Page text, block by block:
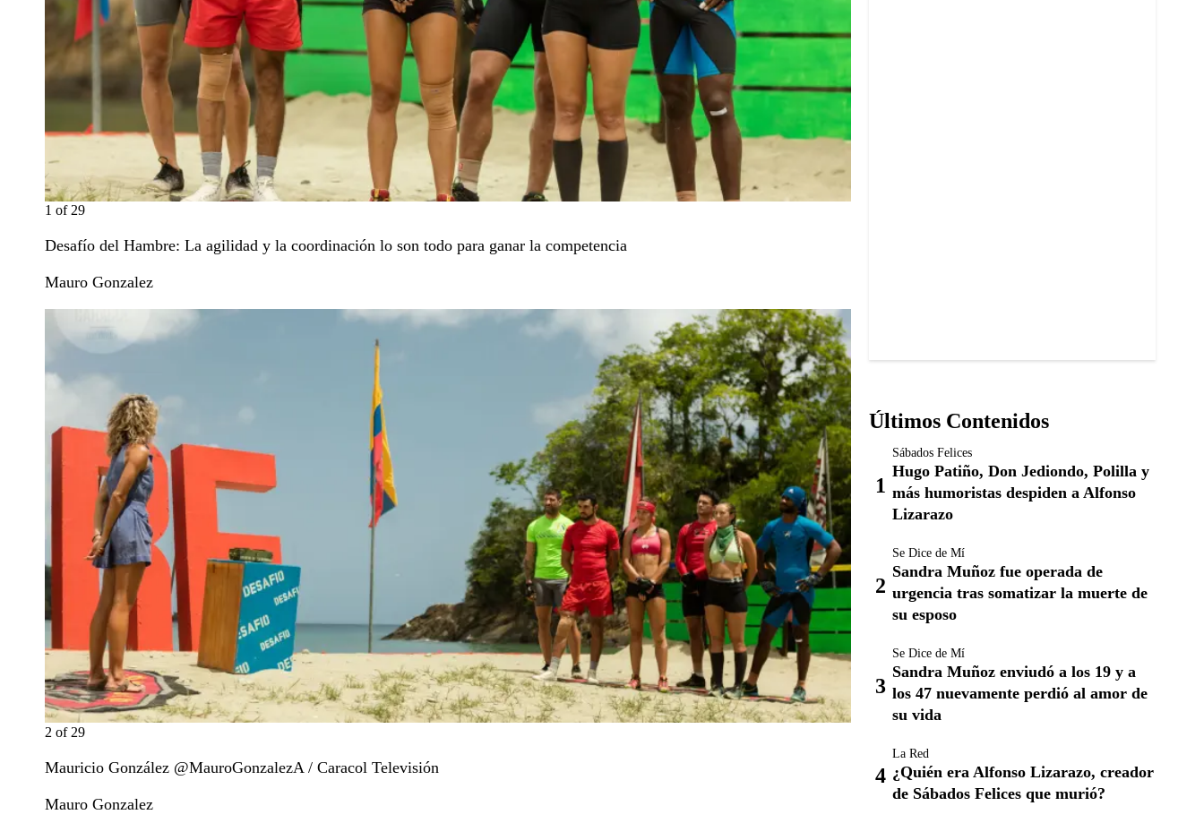
1 of 29
Desafío del Hambre: La agilidad y la coordinación lo son todo para ganar la competencia
Mauro Gonzalez
2 of 29
Mauricio González @MauroGonzalezA / Caracol Televisión
Mauro Gonzalez
Últimos Contenidos
Sábados Felices
Hugo Patiño, Don Jediondo, Polilla y
más humoristas despiden a Alfonso
Lizarazo
Se Dice de Mí
Sandra Muñoz fue operada de
urgencia tras somatizar la muerte de
su esposo
Se Dice de Mí
Sandra Muñoz enviudó a los 19 y a
los 47 nuevamente perdió al amor de
su vida
La Red
¿Quién era Alfonso Lizarazo, creador
de Sábados Felices que murió?